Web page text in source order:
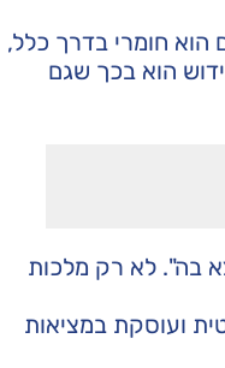
הוא חומרי בדרך כלל,
הוא בכך שגם
בה". לא רק מלכות
ועוסקת במציאות